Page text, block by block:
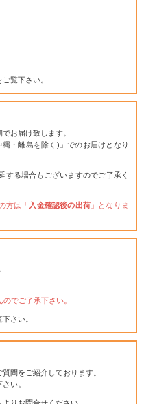
ご覧下さい。
お届け致します。
・離島を除く)」でのお届けとなり
する場合もございますのでご了承く
方は「 入金確認後の出荷 」となりま
でご了承下さい。
さい。
問をご紹介しております。
い。